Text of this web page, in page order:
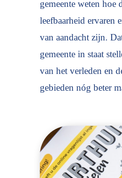
gemeente weten hoe
leefbaarheid ervaren
van aandacht zijn.
gemeente in staat
van het verleden en
gebieden nóg beter